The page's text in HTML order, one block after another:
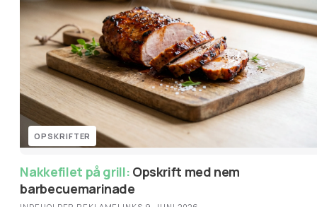
OPSKRIFTER
Nakkefilet på grill:
barbecuemarinade